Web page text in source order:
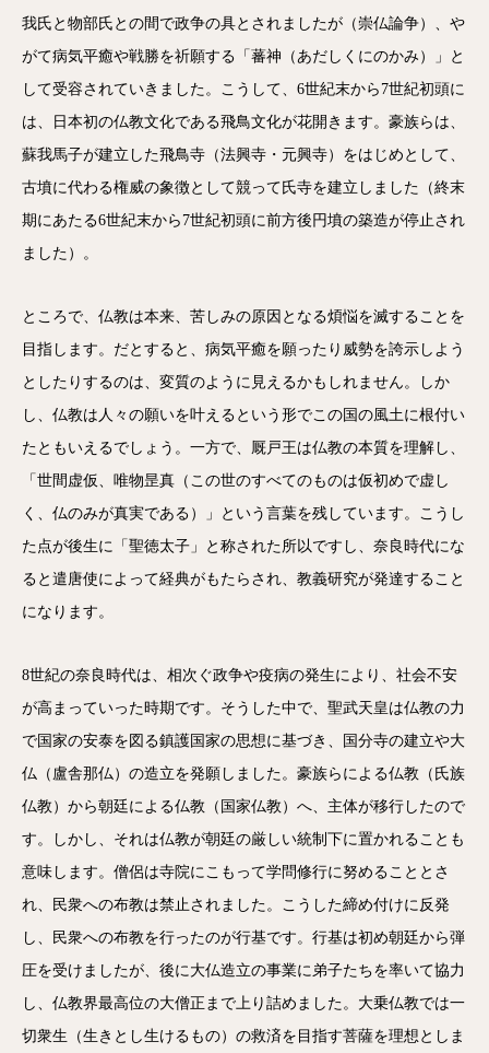
我氏と物部氏との間で政争の具とされましたが（崇仏論争）、や
がて病気平癒や戦勝を祈願する「蕃神（あだしくにのかみ）」と
して受容されていきました。こうして、6世紀末から7世紀初頭に
は、日本初の仏教文化である飛鳥文化が花開きます。豪族らは、
蘇我馬子が建立した飛鳥寺（法興寺・元興寺）をはじめとして、
古墳に代わる権威の象徴として競って氏寺を建立しました（終末
期にあたる6世紀末から7世紀初頭に前方後円墳の築造が停止され
ました）。
ところで、仏教は本来、苦しみの原因となる煩悩を滅することを
目指します。だとすると、病気平癒を願ったり威勢を誇示しよう
としたりするのは、変質のように見えるかもしれません。しか
し、仏教は人々の願いを叶えるという形でこの国の風土に根付い
たともいえるでしょう。一方で、厩戸王は仏教の本質を理解し、
「世間虚仮、唯物昰真（この世のすべてのものは仮初めで虚し
く、仏のみが真実である）」という言葉を残しています。こうし
た点が後生に「聖徳太子」と称された所以ですし、奈良時代にな
ると遣唐使によって経典がもたらされ、教義研究が発達すること
になります。
8世紀の奈良時代は、相次ぐ政争や疫病の発生により、社会不安
が高まっていった時期です。そうした中で、聖武天皇は仏教の力
で国家の安泰を図る鎮護国家の思想に基づき、国分寺の建立や大
仏（盧舎那仏）の造立を発願しました。豪族らによる仏教（氏族
仏教）から朝廷による仏教（国家仏教）へ、主体が移行したので
す。しかし、それは仏教が朝廷の厳しい統制下に置かれることも
意味します。僧侶は寺院にこもって学問修行に努めることとさ
れ、民衆への布教は禁止されました。こうした締め付けに反発
し、民衆への布教を行ったのが行基です。行基は初め朝廷から弾
圧を受けましたが、後に大仏造立の事業に弟子たちを率いて協力
し、仏教界最高位の大僧正まで上り詰めました。大乗仏教では一
切衆生（生きとし生けるもの）の救済を目指す菩薩を理想としま